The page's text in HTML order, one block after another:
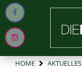
HOME AKTUELLES